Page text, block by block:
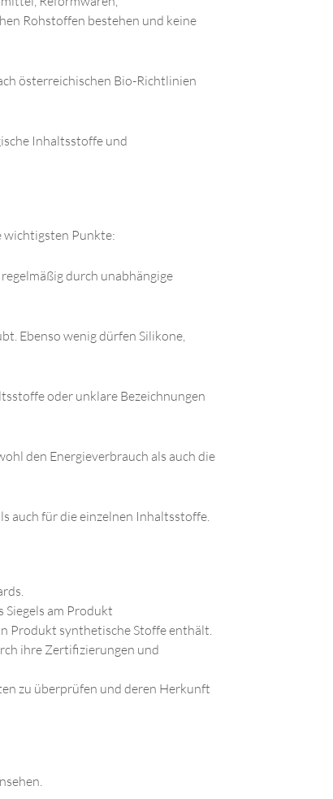
Rohstoffen bestehen und keine
österreichischen Bio-Richtlinien
Inhaltsstoffe und
wichtigsten Punkte:
durch unabhängige
Ebenso wenig dürfen Silikone,
oder unklare Bezeichnungen
den Energieverbrauch als auch die
auch für die einzelnen Inhaltsstoffe.
am Produkt
Produkt synthetische Stoffe enthält.
ihre Zertifizierungen und
zu überprüfen und deren Herkunft